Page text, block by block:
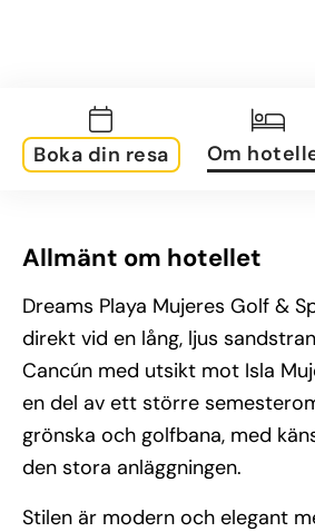
Boka din resa Om
Allmänt om hotellet
Dreams Playa Mujeres Golf &
direkt vid en lång, ljus
Cancún med utsikt mot Isla
en del av ett större
grönska och golfbana, med
den stora anläggningen.
Stilen är modern och elegant